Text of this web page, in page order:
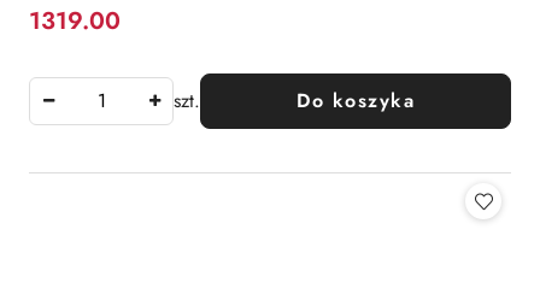
Cena:
1319.00
szt. Do koszyka